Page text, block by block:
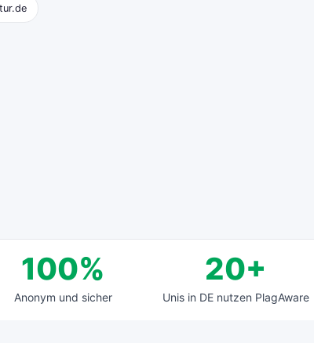
100%
Anonym und sicher
20+
Unis in DE nutzen PlagAware